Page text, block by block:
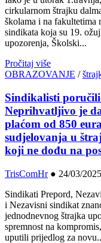
cirkularnom štrajku
školama i na fakultetima
sindikata koja su 19.
upozorenja, Školski...
Pročitaj više
OBRAZOVANJE /
Sindikalisti
Neprihvatljivo je
plaćom od 850
sudjelovanja u
koji ne dođu na
TrisComHr● 24/03/
Sindikati Prepord,
i Nezavisni sindikat
jednodnevnog štrajka
spremnost na
uputili prijedlog za